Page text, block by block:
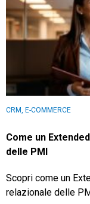
CRM, E-COMMERCE
Come un
delle PMI
Scopri come un
relazionale delle